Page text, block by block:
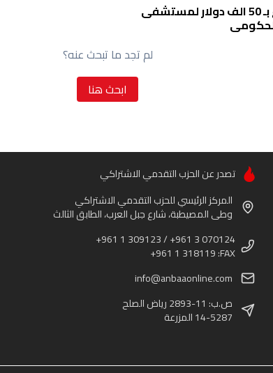
جنبلاط يتبرّع بـ 50 الف دولار لمستشفى
لم تجد ما تبحث عنه؟
ابحث هنا
تصدر عن الحزب التقدمي الاشتراكي
المركز الرئيسي للحزب التقدمي الاشتراكي
وطى المصيطبة، شارع جبل العرب، الطابق الثالث
+961 1 309123 / +961 3 070124
+961 1 318119 :FAX
info@anbaaonline.com
ص.ب: 11-2893 رياض الصلح
14-5287 المزرعة